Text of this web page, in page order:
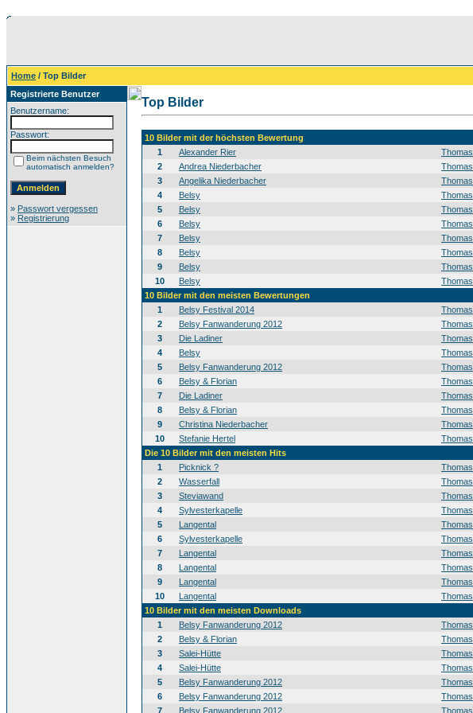
Home / Top Bilder
Registrierte Benutzer
Benutzername:
Passwort:
Beim nächsten Besuch
automatisch anmelden?
» Passwort vergessen
» Registrierung
Top Bilder
10 Bilder mit der höchsten Bewertung
1
Alexander Rier Thomas
2
Andrea Niederbacher Thomas
3
Angelika Niederbacher Thomas
4
Belsy Thomas
5
Belsy Thomas
6
Belsy Thomas
7
Belsy Thomas
8
Belsy Thomas
9
Belsy Thomas
10
Belsy Thomas
10 Bilder mit den meisten Bewertungen
1
Belsy Festival 2014 Thomas
2
Belsy Fanwanderung 2012 Thomas
3
Die Ladiner Thomas
4
Belsy Thomas
5
Belsy Fanwanderung 2012 Thomas
6
Belsy & Florian Thomas
7
Die Ladiner Thomas
8
Belsy & Florian Thomas
9
Christina Niederbacher Thomas
10
Stefanie Hertel Thomas
Die 10 Bilder mit den meisten Hits
1
Picknick ? Thomas
2
Wasserfall Thomas
3
Steviawand Thomas
4
Sylvesterkapelle Thomas
5
Langental Thomas
6
Sylvesterkapelle Thomas
7
Langental Thomas
8
Langental Thomas
9
Langental Thomas
10
Langental Thomas
10 Bilder mit den meisten Downloads
1
Belsy Fanwanderung 2012 Thomas
2
Belsy & Florian Thomas
3
Salei-Hütte Thomas
4
Salei-Hütte Thomas
5
Belsy Fanwanderung 2012 Thomas
6
Belsy Fanwanderung 2012 Thomas
7
Belsy Fanwanderung 2012 Thomas